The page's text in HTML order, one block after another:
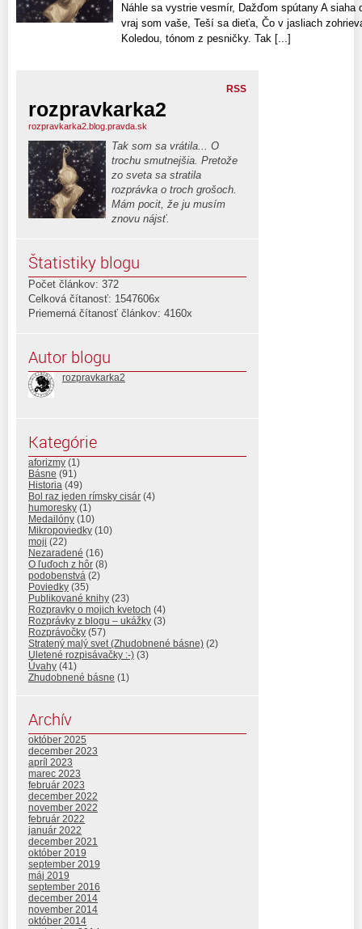
Náhle sa vystrie vesmír, Dažďom spútany A
vraj som vaše, Teší sa dieťa, Čo v jasliach
Koledou, tónom z pesničky. Tak [...]
RSS
rozpravkarka2
rozpravkarka2.blog.pravda.sk
Tak som sa vrátila... O
trochu smutnejšia. Pretože
zo sveta sa stratila
rozprávka o troch grošoch.
Mám pocit, že ju musím
znovu nájsť.
Štatistiky blogu
Počet článkov: 372
Celková čítanosť: 1547606x
Priemerná čítanosť článkov: 4160x
Autor blogu
rozpravkarka2
Kategórie
aforizmy (1)
Básne (91)
Historia (49)
Bol raz jeden rímsky cisár (4)
humoresky (1)
Medailóny (10)
Mikropoviedky (10)
moji (22)
Nezaradené (16)
O ľuďoch z hôr (8)
podobenstvá (2)
Poviedky (35)
Publikované knihy (23)
Rozpravky o mojich kvetoch (4)
Rozprávky z blogu – ukážky (3)
Rozprávočky (57)
Stratený malý svet (Zhudobnené básne) (2)
Uletené rozpisávačky :-) (3)
Úvahy (41)
Zhudobnené básne (1)
Archív
október 2025
december 2023
apríl 2023
marec 2023
február 2023
december 2022
november 2022
február 2022
január 2022
december 2021
október 2019
september 2019
máj 2019
september 2016
december 2014
november 2014
október 2014